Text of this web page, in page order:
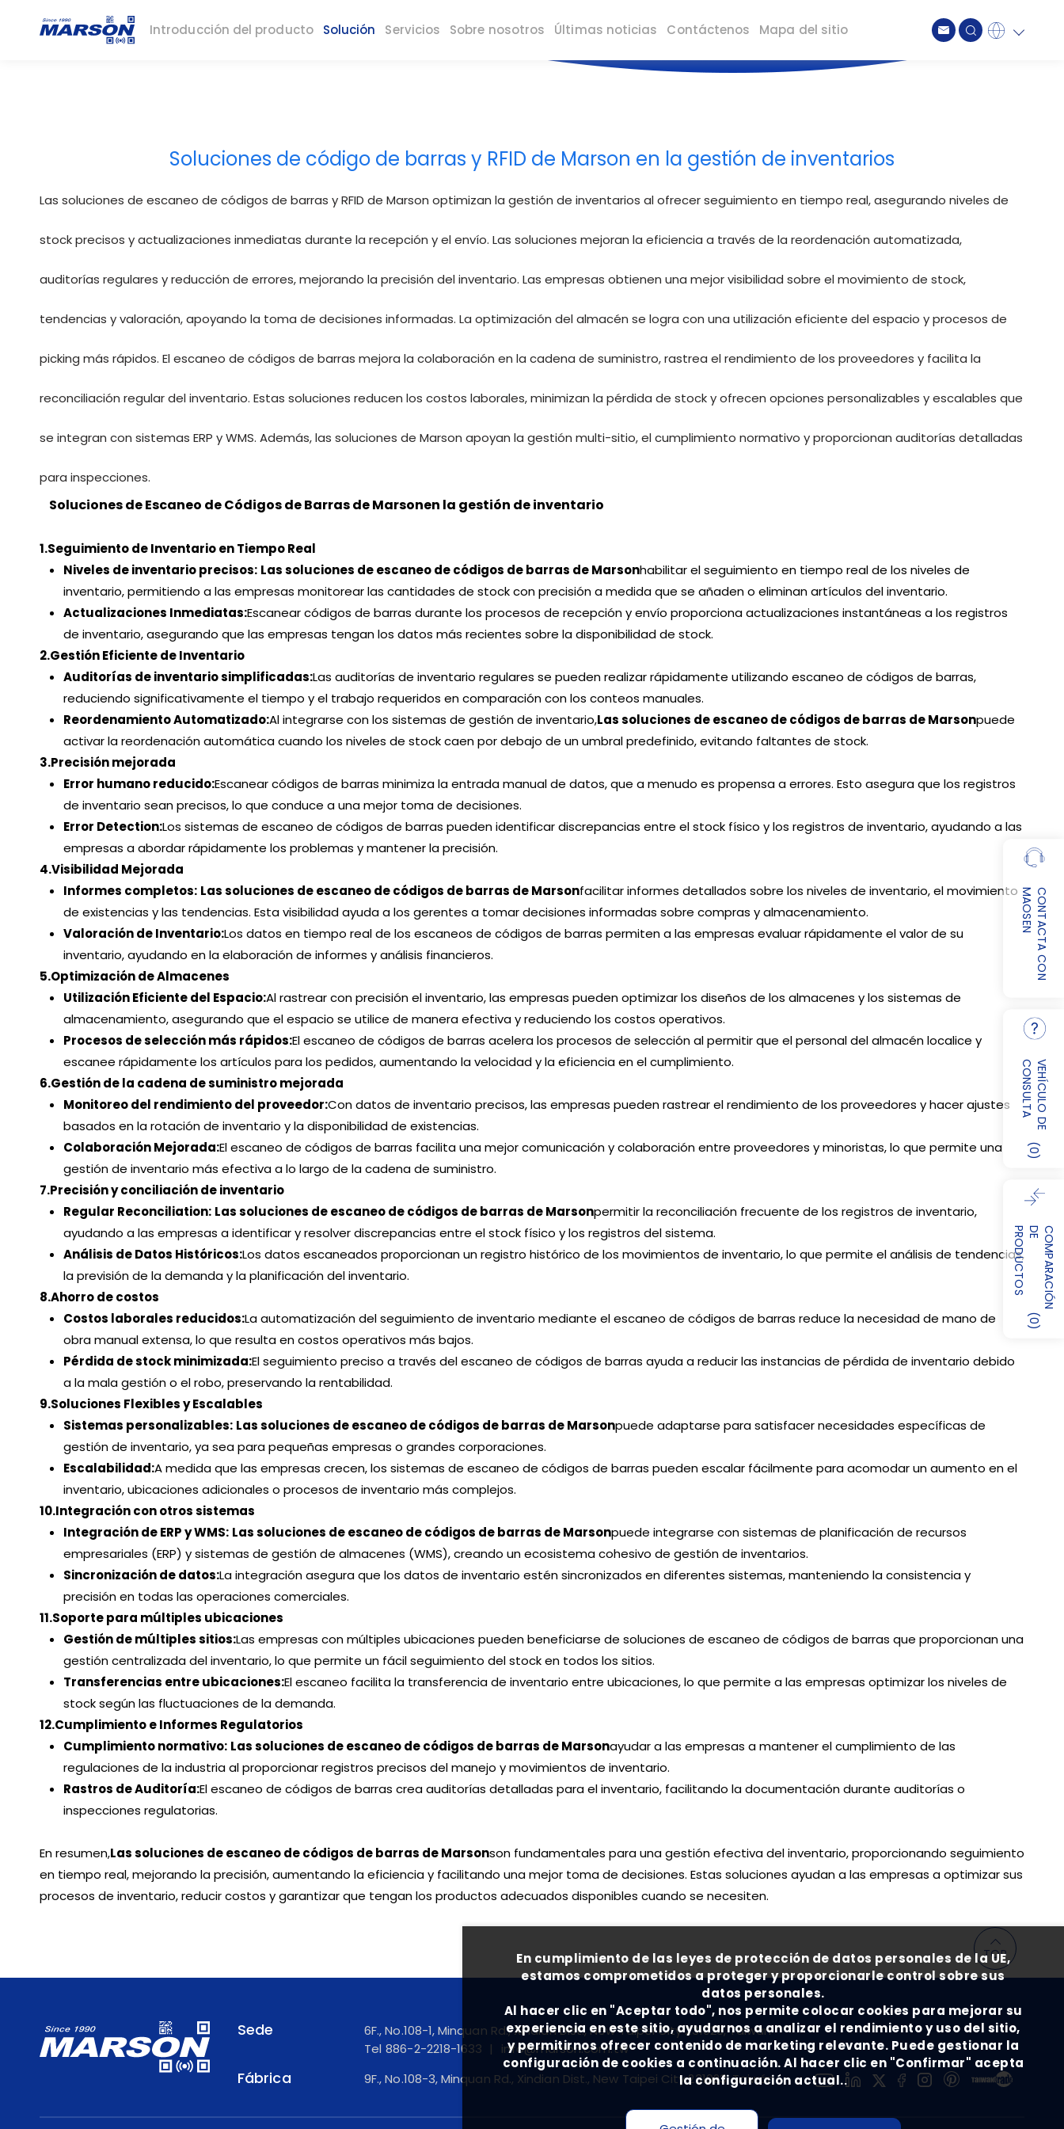
Introducción del producto Solución Servicios Sobre nosotros Últimas noticias Contáctenos Mapa del sitio
Global
Germany
SOLUCIONES
Si tienes alguna pregunta, nos encantaría saber de ti
Solución
Soluciones de código de barras y RFID de Marson en la gestión de inventarios
Las soluciones de escaneo de códigos de barras y RFID de Marson optimizan la gestión de inventarios al ofrecer seguimiento en tiempo real, asegurando niveles de
stock precisos y actualizaciones inmediatas durante la recepción y el envío. Las soluciones mejoran la eficiencia a través de la reordenación automatizada,
auditorías regulares y reducción de errores, mejorando la precisión del inventario. Las empresas obtienen una mejor visibilidad sobre el movimiento de stock,
tendencias y valoración, apoyando la toma de decisiones informadas. La optimización del almacén se logra con una utilización eficiente del espacio y procesos de
picking más rápidos. El escaneo de códigos de barras mejora la colaboración en la cadena de suministro, rastrea el rendimiento de los proveedores y facilita la
reconciliación regular del inventario. Estas soluciones reducen los costos laborales, minimizan la pérdida de stock y ofrecen opciones personalizables y escalables que
se integran con sistemas ERP y WMS. Además, las soluciones de Marson apoyan la gestión multi-sitio, el cumplimiento normativo y proporcionan auditorías detalladas
para inspecciones.
Soluciones de Escaneo de Códigos de Barras de Marsonen la gestión de inventario
1.Seguimiento de Inventario en Tiempo Real
Niveles de inventario precisos: Las soluciones de escaneo de códigos de barras de Marsonhabilitar el seguimiento en tiempo real de los niveles de
inventario, permitiendo a las empresas monitorear las cantidades de stock con precisión a medida que se añaden o eliminan artículos del inventario.
Actualizaciones Inmediatas:Escanear códigos de barras durante los procesos de recepción y envío proporciona actualizaciones instantáneas a los registros
de inventario, asegurando que las empresas tengan los datos más recientes sobre la disponibilidad de stock.
2.Gestión Eficiente de Inventario
Auditorías de inventario simplificadas:Las auditorías de inventario regulares se pueden realizar rápidamente utilizando escaneo de códigos de barras,
reduciendo significativamente el tiempo y el trabajo requeridos en comparación con los conteos manuales.
Reordenamiento Automatizado:Al integrarse con los sistemas de gestión de inventario,Las soluciones de escaneo de códigos de barras de Marsonpuede
activar la reordenación automática cuando los niveles de stock caen por debajo de un umbral predefinido, evitando faltantes de stock.
3.Precisión mejorada
Error humano reducido:Escanear códigos de barras minimiza la entrada manual de datos, que a menudo es propensa a errores. Esto asegura que los registros
de inventario sean precisos, lo que conduce a una mejor toma de decisiones.
Error Detection:Los sistemas de escaneo de códigos de barras pueden identificar discrepancias entre el stock físico y los registros de inventario, ayudando a las
empresas a abordar rápidamente los problemas y mantener la precisión.
4.Visibilidad Mejorada
Informes completos: Las soluciones de escaneo de códigos de barras de Marsonfacilitar informes detallados sobre los niveles de inventario, el movimiento
de existencias y las tendencias. Esta visibilidad ayuda a los gerentes a tomar decisiones informadas sobre compras y almacenamiento.
Valoración de Inventario:Los datos en tiempo real de los escaneos de códigos de barras permiten a las empresas evaluar rápidamente el valor de su
inventario, ayudando en la elaboración de informes y análisis financieros.
5.Optimización de Almacenes
Utilización Eficiente del Espacio:Al rastrear con precisión el inventario, las empresas pueden optimizar los diseños de los almacenes y los sistemas de
almacenamiento, asegurando que el espacio se utilice de manera efectiva y reduciendo los costos operativos.
Procesos de selección más rápidos:El escaneo de códigos de barras acelera los procesos de selección al permitir que el personal del almacén localice y
escanee rápidamente los artículos para los pedidos, aumentando la velocidad y la eficiencia en el cumplimiento.
6.Gestión de la cadena de suministro mejorada
Monitoreo del rendimiento del proveedor:Con datos de inventario precisos, las empresas pueden rastrear el rendimiento de los proveedores y hacer ajustes
basados en la rotación de inventario y la disponibilidad de existencias.
Colaboración Mejorada:El escaneo de códigos de barras facilita una mejor comunicación y colaboración entre proveedores y minoristas, lo que permite una
gestión de inventario más efectiva a lo largo de la cadena de suministro.
7.Precisión y conciliación de inventario
Regular Reconciliation: Las soluciones de escaneo de códigos de barras de Marsonpermitir la reconciliación frecuente de los registros de inventario,
ayudando a las empresas a identificar y resolver discrepancias entre el stock físico y los registros del sistema.
Análisis de Datos Históricos:Los datos escaneados proporcionan un registro histórico de los movimientos de inventario, lo que permite el análisis de tendencias,
la previsión de la demanda y la planificación del inventario.
8.Ahorro de costos
Costos laborales reducidos:La automatización del seguimiento de inventario mediante el escaneo de códigos de barras reduce la necesidad de mano de
obra manual extensa, lo que resulta en costos operativos más bajos.
Pérdida de stock minimizada:El seguimiento preciso a través del escaneo de códigos de barras ayuda a reducir las instancias de pérdida de inventario debido
a la mala gestión o el robo, preservando la rentabilidad.
9.Soluciones Flexibles y Escalables
Sistemas personalizables: Las soluciones de escaneo de códigos de barras de Marsonpuede adaptarse para satisfacer necesidades específicas de
gestión de inventario, ya sea para pequeñas empresas o grandes corporaciones.
Escalabilidad:A medida que las empresas crecen, los sistemas de escaneo de códigos de barras pueden escalar fácilmente para acomodar un aumento en el
inventario, ubicaciones adicionales o procesos de inventario más complejos.
10.Integración con otros sistemas
Integración de ERP y WMS: Las soluciones de escaneo de códigos de barras de Marsonpuede integrarse con sistemas de planificación de recursos
empresariales (ERP) y sistemas de gestión de almacenes (WMS), creando un ecosistema cohesivo de gestión de inventarios.
Sincronización de datos:La integración asegura que los datos de inventario estén sincronizados en diferentes sistemas, manteniendo la consistencia y
precisión en todas las operaciones comerciales.
11.Soporte para múltiples ubicaciones
Gestión de múltiples sitios:Las empresas con múltiples ubicaciones pueden beneficiarse de soluciones de escaneo de códigos de barras que proporcionan una
gestión centralizada del inventario, lo que permite un fácil seguimiento del stock en todos los sitios.
Transferencias entre ubicaciones:El escaneo facilita la transferencia de inventario entre ubicaciones, lo que permite a las empresas optimizar los niveles de
stock según las fluctuaciones de la demanda.
12.Cumplimiento e Informes Regulatorios
Cumplimiento normativo: Las soluciones de escaneo de códigos de barras de Marsonayudar a las empresas a mantener el cumplimiento de las
regulaciones de la industria al proporcionar registros precisos del manejo y movimientos de inventario.
Rastros de Auditoría:El escaneo de códigos de barras crea auditorías detalladas para el inventario, facilitando la documentación durante auditorías o
inspecciones regulatorias.
En resumen,Las soluciones de escaneo de códigos de barras de Marsonson fundamentales para una gestión efectiva del inventario, proporcionando seguimiento
en tiempo real, mejorando la precisión, aumentando la eficiencia y facilitando una mejor toma de decisiones. Estas soluciones ayudan a las empresas a optimizar sus
procesos de inventario, reducir costos y garantizar que tengan los productos adecuados disponibles cuando se necesiten.
TOP
Sede
6F., No.108-1, Minquan Rd., Xindian Dist., New Taipei City 231023, Taiwán
Tel 886-2-2218-1633 info@marson.com.tw
Fábrica 9F., No.108-3, Minquan Rd., Xindian Dist., New Taipei City 231023, Taiwán
C
O
N
T
A
C
T
A
C
O
N
M
A
O
S
E
N
V
E
H
Í
C
U
L
O
D
E
C
O
N
S
U
L
T
A
(
0
)
C
O
M
P
A
R
A
C
I
Ó
N
D
E
P
R
O
D
U
C
T
O
S
(
0
)
En cumplimiento de las leyes de protección de datos personales de la UE,
estamos comprometidos a proteger y proporcionarle control sobre sus
datos personales.
Al hacer clic en "Aceptar todo", nos permite colocar cookies para mejorar su
experiencia en este sitio, ayudarnos a analizar el rendimiento y uso del sitio,
y permitirnos ofrecer contenido de marketing relevante. Puede gestionar la
configuración de cookies a continuación. Al hacer clic en "Confirmar" acepta
la configuración actual..